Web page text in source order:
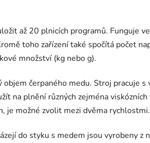
až 20 plnicích programů. Funguje
toho zařízení také spočítá počet
množství (kg nebo g).
objem čerpaného medu. Stroj pracuje
na plnění různých zejména
je možné zvolit mezi dvěma rychlostmi.
do styku s medem jsou vyrobeny z